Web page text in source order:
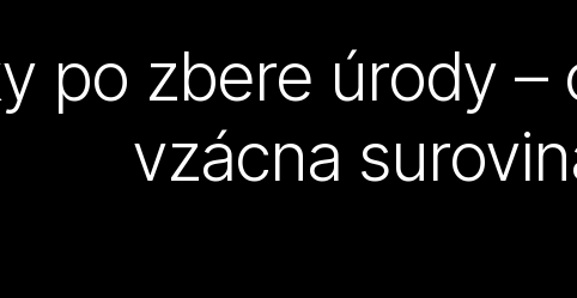
po zbere úrody –
vzácna